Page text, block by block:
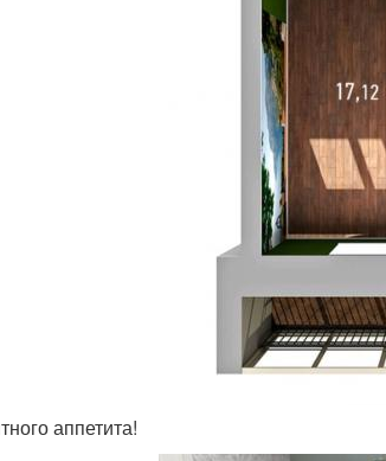
аппетита!